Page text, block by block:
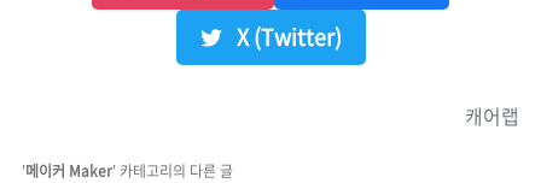
X (Twitter)
캐어랩
'메이커 Maker' 카테고리의 다른 글